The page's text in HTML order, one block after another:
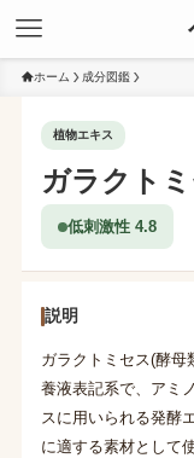
ホーム 成分図鑑
植物エキス
ガラクト
低刺激性 4.8
説明
ガラクトミセス(酵母
養液表記系で、アミ
スに用いられる発酵
に適する素材として